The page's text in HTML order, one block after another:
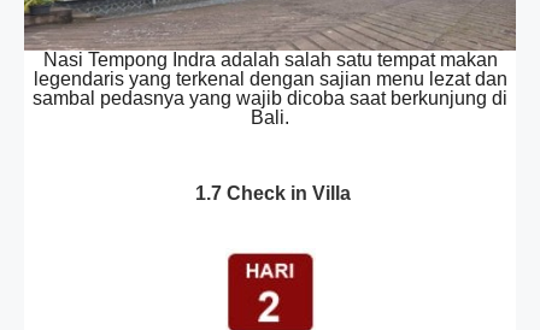
Nasi Tempong Indra adalah salah satu tempat makan
legendaris yang terkenal dengan sajian menu lezat dan
sambal pedasnya yang wajib dicoba saat berkunjung di
Bali.
1.7 Check in Villa